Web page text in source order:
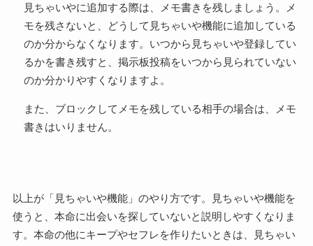
見ちゃいやに追加する際は、メモ書きを残しましょう。メ
モを残さないと、どうして見ちゃいや機能に追加している
のか分からなくなります。いつから見ちゃいや登録してい
るかを書き残すと、掲示板投稿をいつから見られていない
のか分かりやすくなりますよ。
また、ブロックしてメモを残している相手の場合は、メモ
書きはいりません。
以上が「見ちゃいや機能」のやり方です。見ちゃいや機能を
使うと、本命に出会いを探していないと説明しやすくなりま
す。本命の他にキープやセフレを作りたいときは、見ちゃい